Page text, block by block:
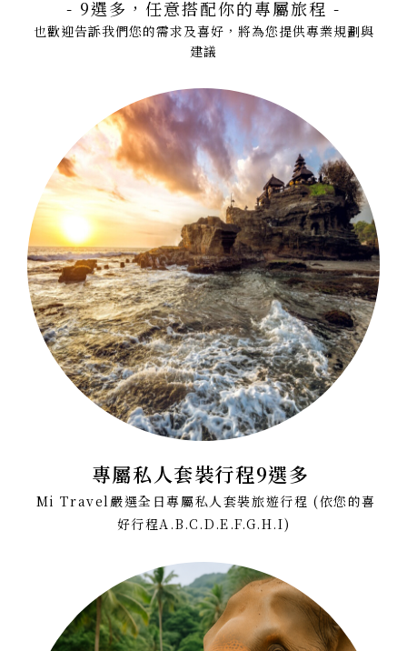
- 9選多，任意搭配你的專屬旅程 -
也歡迎告訴我們您的需求及喜好，將為您提供專業規劃與
建議
專屬私人套裝行程9選多
Mi Travel嚴選全日專屬私人套裝旅遊行程 (依您的喜
好行程A.B.C.D.E.F.G.H.I)